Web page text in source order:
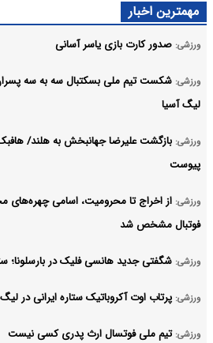
مهمترین اخبار
ورزشی: صدور کارت بازی یاسر آسانی
ورزشی: شکست تیم ملی بسکتبال سه به سه
لیگ آسیا
ورزشی: بازگشت علیرضا جهانبخش به هلند/
پیوست
ورزشی: از اخراج تا محرومیت، اسامی چهره‌های
فوتبال مشخص شد
ورزشی: شگفتی جدید هانسی فلیک در بارسلونا؛
ورزشی: پرتاب اوت آکروباتیک ستاره ایرانی در
ورزشی: تیم ملی فوتسال ارث پدری کسی نیست